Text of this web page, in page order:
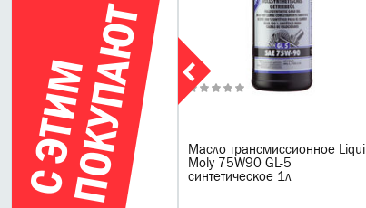
С
Э
Т
И
М
П
О
К
У
П
А
ЮТ
масло Meguin
Quality 5W30
1л
Масло трансмиссионное Liqui
Moly 75W90 GL-5
синтетическое 1л